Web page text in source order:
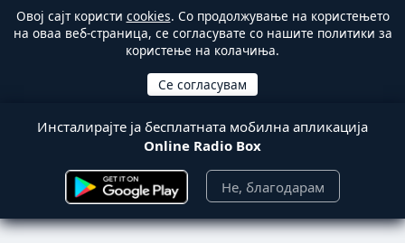
Овој сајт користи cookies. Со продолжување на користењето
на оваа веб-страница, се согласувате со нашите политики за
користење на колачиња.
Инсталирајте ја бесплатната мобилна апликација
Online Radio Box
Не, благодарам